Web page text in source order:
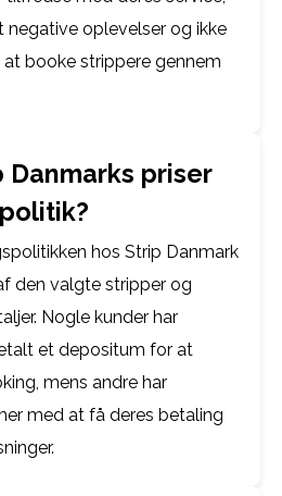
negative oplevelser og ikke
booke strippere gennem
Danmarks priser
hos Strip Danmark
den valgte stripper og
Nogle kunder har
et depositum for at
mens andre har
med at få deres betaling